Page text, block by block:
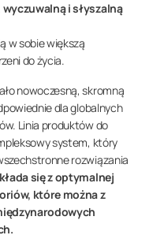
i słyszalną
w sobie większą
do życia.
nowoczesną, skromną
dla globalnych
Linia produktów do
system, który
rozwiązania
się z optymalnej
które można z